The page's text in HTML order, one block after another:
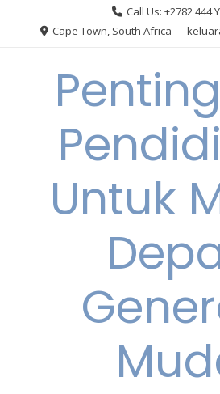
Call Us: +2782 444
Cape Town, South Africa
Untuk